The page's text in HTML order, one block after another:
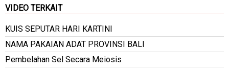
VIDEO TERKAIT
KUIS SEPUTAR HARI KARTINI
NAMA PAKAIAN ADAT PROVINSI BALI
Pembelahan Sel Secara Meiosis